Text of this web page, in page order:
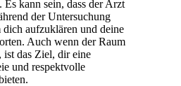
Es kann sein, dass der Arzt
der Untersuchung
aufzuklären und deine
Auch wenn der Raum
das Ziel, dir eine
und respektvolle